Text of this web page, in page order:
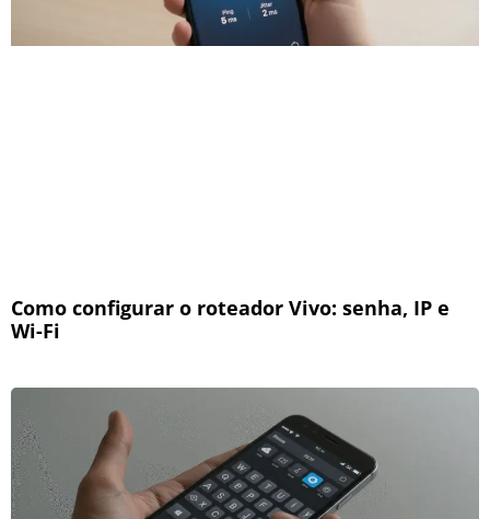
Como configurar o roteador Vivo: senha, IP e
Wi-Fi